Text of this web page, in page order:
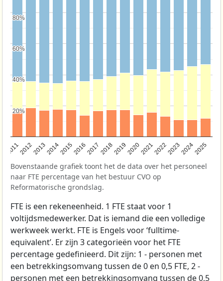
201120122013201420152016201720182019202020212022202320242025
20%
20%
40%
40%
60%
60%
80%
80%
Bovenstaande grafiek toont het de data over het personeel
naar FTE percentage van het bestuur CVO op
Reformatorische grondslag.
FTE is een rekeneenheid. 1 FTE staat voor 1
voltijdsmedewerker. Dat is iemand die een volledige
werkweek werkt. FTE is Engels voor ‘fulltime-
equivalent’. Er zijn 3 categorieën voor het FTE
percentage gedefinieerd. Dit zijn: 1 - personen met
een betrekkingsomvang tussen de 0 en 0,5 FTE, 2 -
personen met een betrekkingsomvang tussen de 0,5